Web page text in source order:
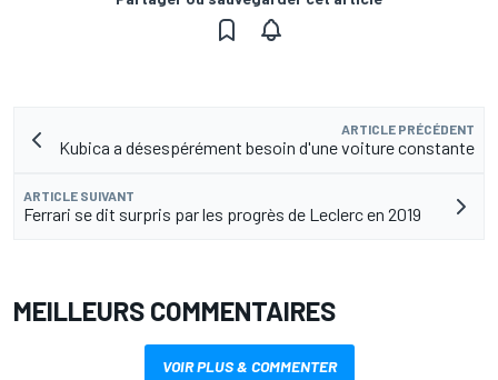
ARTICLE PRÉCÉDENT
Kubica a désespérément besoin d'une voiture constante
ARTICLE SUIVANT
Ferrari se dit surpris par les progrès de Leclerc en 2019
MEILLEURS COMMENTAIRES
VOIR PLUS & COMMENTER